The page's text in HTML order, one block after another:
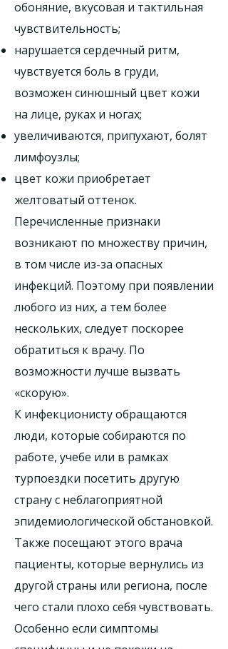
обоняние, вкусовая и тактильная
чувствительность;
нарушается сердечный ритм,
чувствуется боль в груди,
возможен синюшный цвет кожи
на лице, руках и ногах;
увеличиваются, припухают, болят
лимфоузлы;
цвет кожи приобретает
желтоватый оттенок.
Перечисленные признаки
возникают по множеству причин,
в том числе из-за опасных
инфекций. Поэтому при появлении
любого из них, а тем более
нескольких, следует поскорее
обратиться к врачу. По
возможности лучше вызвать
«скорую».
К инфекционисту обращаются
люди, которые собираются по
работе, учебе или в рамках
турпоездки посетить другую
страну с неблагоприятной
эпидемиологической обстановкой.
Также посещают этого врача
пациенты, которые вернулись из
другой страны или региона, после
чего стали плохо себя чувствовать.
Особенно если симптомы